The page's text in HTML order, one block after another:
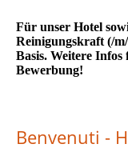
Für unser Hotel
Reinigungskraft (/
Basis. Weitere Infos
Bewerbung!
Benvenuti -